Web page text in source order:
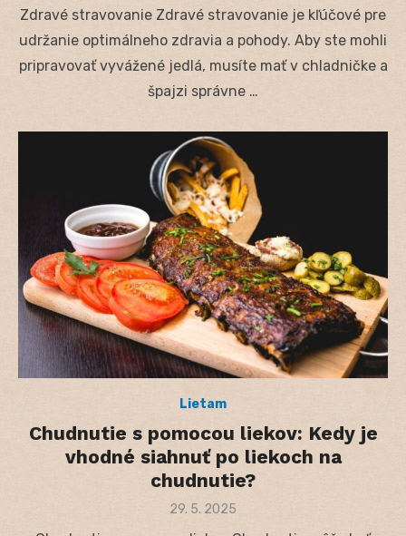
Zdravé stravovanie Zdravé stravovanie je kľúčové pre
udržanie optimálneho zdravia a pohody. Aby ste mohli
pripravovať vyvážené jedlá, musíte mať v chladničke a
špajzi správne …
Lietam
Chudnutie s pomocou liekov: Kedy je
vhodné siahnuť po liekoch na
chudnutie?
Posted
29. 5. 2025